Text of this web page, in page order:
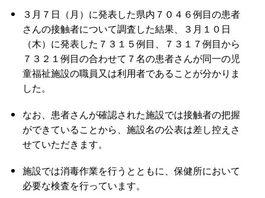
３月７日（月）に発表した県内７０４６例目の患者
さんの接触者について調査した結果、３月１０日
（木）に発表した７３１５例目、７３１７例目から
７３２１例目の合わせて７名の患者さんが同一の児
童福祉施設の職員又は利用者であることが分かりま
した。
なお、患者さんが確認された施設では接触者の把握
ができていることから、施設名の公表は差し控えさ
せていただきます。
施設では消毒作業を行うとともに、保健所において
必要な検査を行っています。